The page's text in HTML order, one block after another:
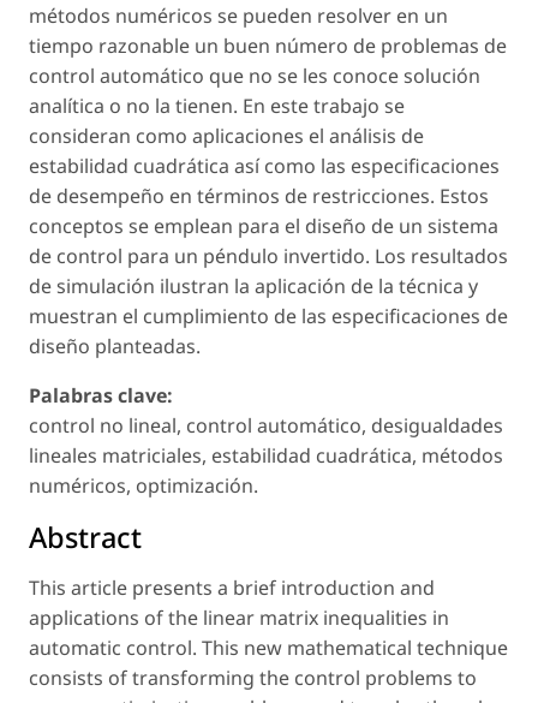
métodos numéricos se pueden resolver en un
tiempo razonable un buen número de problemas de
control automático que no se les conoce solución
analítica o no la tienen. En este trabajo se
consideran como aplicaciones el análisis de
estabilidad cuadrática así como las especificaciones
de desempeño en términos de restricciones. Estos
conceptos se emplean para el diseño de un sistema
de control para un péndulo invertido. Los resultados
de simulación ilustran la aplicación de la técnica y
muestran el cumplimiento de las especificaciones de
diseño planteadas.
Palabras clave:
control no lineal, control automático, desigualdades
lineales matriciales, estabilidad cuadrática, métodos
numéricos, optimización.
Abstract
This article presents a brief introduction and
applications of the linear matrix inequalities in
automatic control. This new mathematical technique
consists of transforming the control problems to